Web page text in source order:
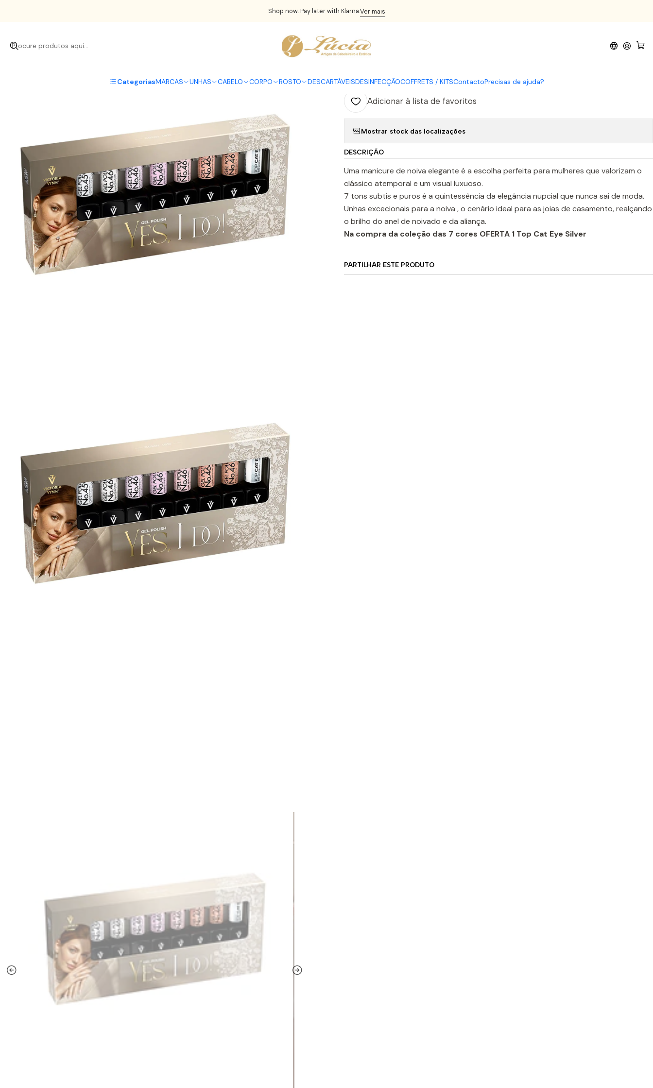
CategoriasMARCAS UNHAS CABELO CORPO ROSTO DESCARTÁVEISDESINFECÇÃOCOFFRETS / KITSContactoPrecisas de ajuda?
Shop now. Pay later with Klarna.Ver mais
Victoria Vynn - Coleção Yes, I do! 7 cores v.gel + 1 top Cat Eye Silver OFERTA
|
Victoria Vynn - Coleção Yes, I do! 7 cores
Adicionar à lista de favoritos
Mostrar stock das localizações
DESCRIÇÃO
Uma manicure de noiva elegante é a escolha perfeita para mulheres que valorizam o
clássico atemporal e um visual luxuoso.
7 tons subtis e puros é a quintessência da elegância nupcial que nunca sai de moda.
Unhas excecionais para a noiva , o cenário ideal para as joias de casamento, realçando
o brilho do anel de noivado e da aliança.
Na compra da coleção das 7 cores OFERTA 1 Top Cat Eye Silver
PARTILHAR ESTE PRODUTO